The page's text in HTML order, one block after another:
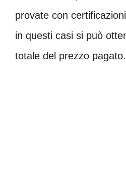
provate con
in questi casi si può
totale del prezzo pagato.